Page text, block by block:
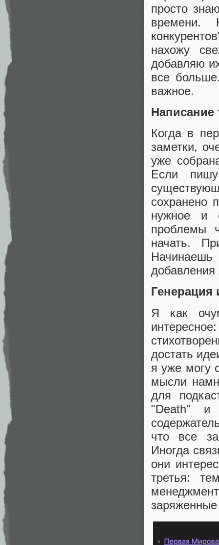
просто
времени.
нахожу
добавляю
все
важное.
Написание
Когда в
заметки,
уже
Если
сохранено
нужное и
проблемы
начать.
Генерация
Я как
достать
я уже могу
мысли
для
"Death" и
что все
Иногда
они
третья: